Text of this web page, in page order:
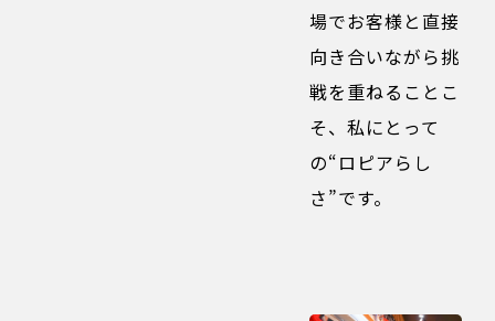
場でお客様と直接
向き合いながら挑
戦を重ねることこ
そ、私にとって
の“ロピアらし
さ”です。